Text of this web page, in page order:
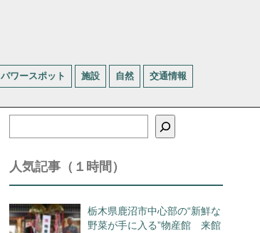
パワースポット 施設 自然 交通情報
索
人気記事（１時間）
栃木県鹿沼市中心部の“新鮮な
野菜が手に入る”物産館 来館